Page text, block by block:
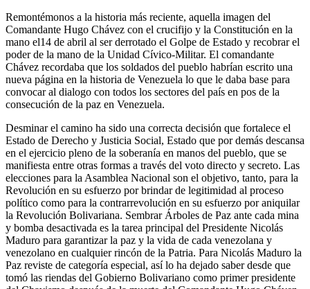
Remontémonos a la historia más reciente, aquella imagen del
Comandante Hugo Chávez con el crucifijo y la Constitución en la
mano el14 de abril al ser derrotado el Golpe de Estado y recobrar el
poder de la mano de la Unidad Cívico-Militar. El comandante
Chávez recordaba que los soldados del pueblo habrían escrito una
nueva página en la historia de Venezuela lo que le daba base para
convocar al dialogo con todos los sectores del país en pos de la
consecución de la paz en Venezuela.
Desminar el camino ha sido una correcta decisión que fortalece el
Estado de Derecho y Justicia Social, Estado que por demás descansa
en el ejercicio pleno de la soberanía en manos del pueblo, que se
manifiesta entre otras formas a través del voto directo y secreto. Las
elecciones para la Asamblea Nacional son el objetivo, tanto, para la
Revolución en su esfuerzo por brindar de legitimidad al proceso
político como para la contrarrevolución en su esfuerzo por aniquilar
la Revolución Bolivariana. Sembrar Árboles de Paz ante cada mina
y bomba desactivada es la tarea principal del Presidente Nicolás
Maduro para garantizar la paz y la vida de cada venezolana y
venezolano en cualquier rincón de la Patria. Para Nicolás Maduro la
Paz reviste de categoría especial, así lo ha dejado saber desde que
tomó las riendas del Gobierno Bolivariano como primer presidente